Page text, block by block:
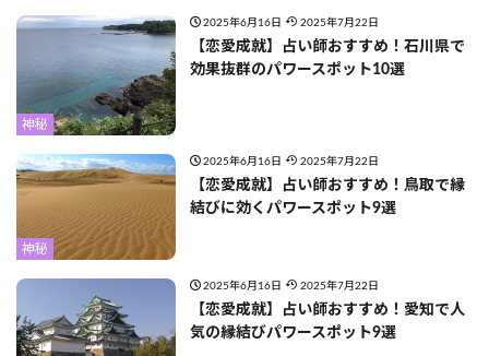
神秘
2025年6月16日 2025年7月22日
【恋愛成就】占い師おすすめ！石川県で
効果抜群のパワースポット10選
神秘
2025年6月16日 2025年7月22日
【恋愛成就】占い師おすすめ！鳥取で縁
結びに効くパワースポット9選
2025年6月16日 2025年7月22日
【恋愛成就】占い師おすすめ！愛知で人
気の縁結びパワースポット9選